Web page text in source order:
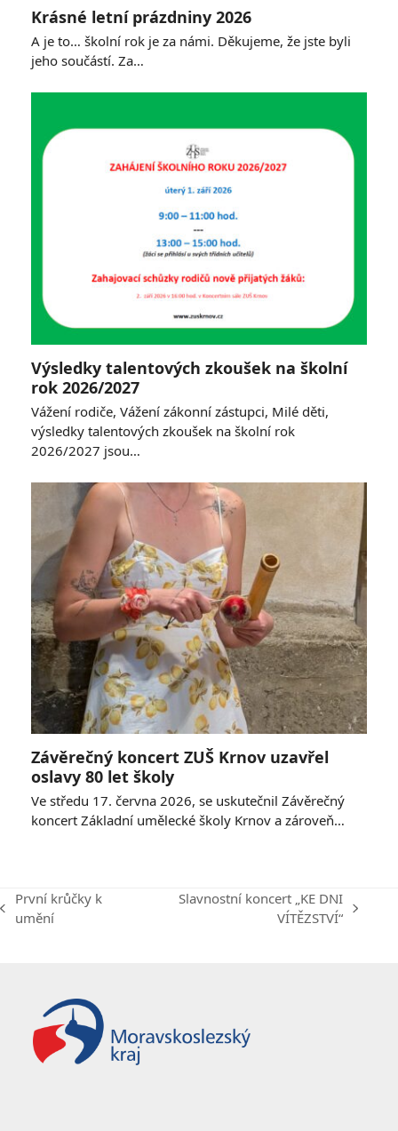
Krásné letní prázdniny 2026
A je to… školní rok je za námi. Děkujeme, že jste byli
jeho součástí. Za…
Výsledky talentových zkoušek na školní
rok 2026/2027
Vážení rodiče, Vážení zákonní zástupci, Milé děti,
výsledky talentových zkoušek na školní rok
2026/2027 jsou…
Závěrečný koncert ZUŠ Krnov uzavřel
oslavy 80 let školy
Ve středu 17. června 2026, se uskutečnil Závěrečný
koncert Základní umělecké školy Krnov a zároveň…
previous
První krůčky k
umění
Slavnostní koncert „KE DNI
VÍTĚZSTVÍ“